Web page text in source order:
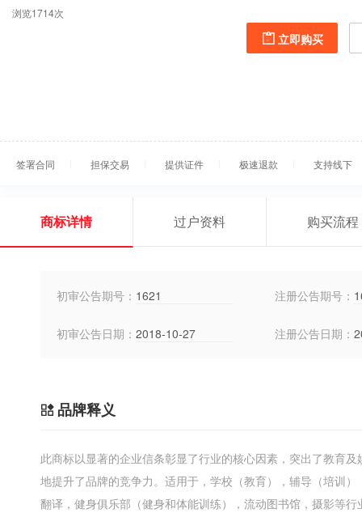
浏览1714次
立即购买
签署合同 担保交易 提供证件 极速退款 支持线下
商标详情 过户资料 购买流程
初审公告期号： 1621 注册公告期号：
初审公告日期： 2018-10-27 注册公告日期：
品牌释义
此商标以显著的企业信条彰显了行业的核心因素，突出了教育
地提升了品牌的竞争力。适用于，学校（教育），辅导（培训
翻译，健身俱乐部（健身和体能训练），流动图书馆，摄影等